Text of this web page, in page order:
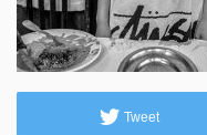
Tweet